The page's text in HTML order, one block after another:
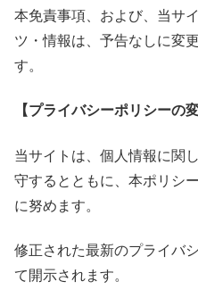
本免責事項、および、当サ
ツ・情報は、予告なしに変
す。
【プライバシーポリシーの
当サイトは、個人情報に関
守するとともに、本ポリシ
に努めます。
修正された最新のプライバ
て開示されます。